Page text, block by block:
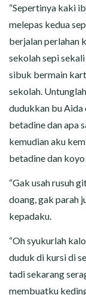
“Sepertinya kaki
melepas kedua
berjalan perlahan
sekolah sepi
sibuk bermain
sekolah.
dudukkan bu Aida
betadine dan apa
kemudian aku
betadine dan
“Gak usah rusuh
doang, gak parah
kepadaku.
“Oh syukurlah
duduk di kursi di
tadi sekarang
membuatku